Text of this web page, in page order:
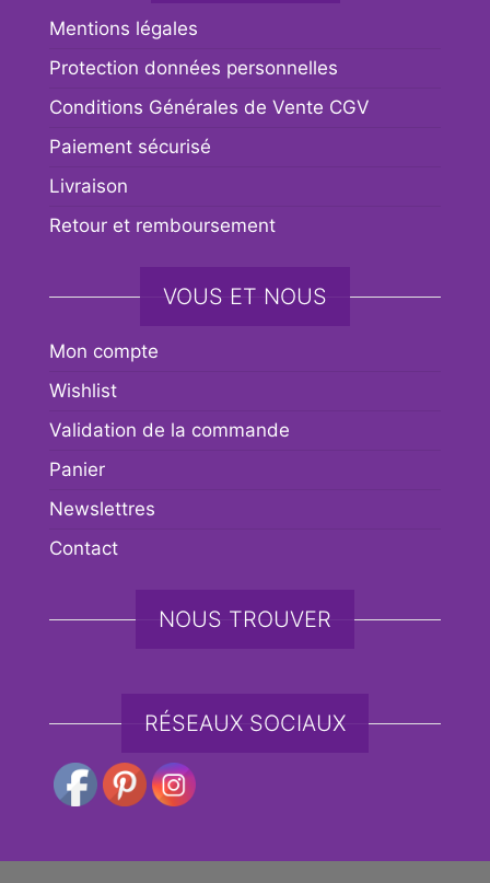
Mentions légales
Protection données personnelles
Conditions Générales de Vente CGV
Paiement sécurisé
Livraison
Retour et remboursement
VOUS ET NOUS
Mon compte
Wishlist
Validation de la commande
Panier
Newslettres
Contact
NOUS TROUVER
RÉSEAUX SOCIAUX